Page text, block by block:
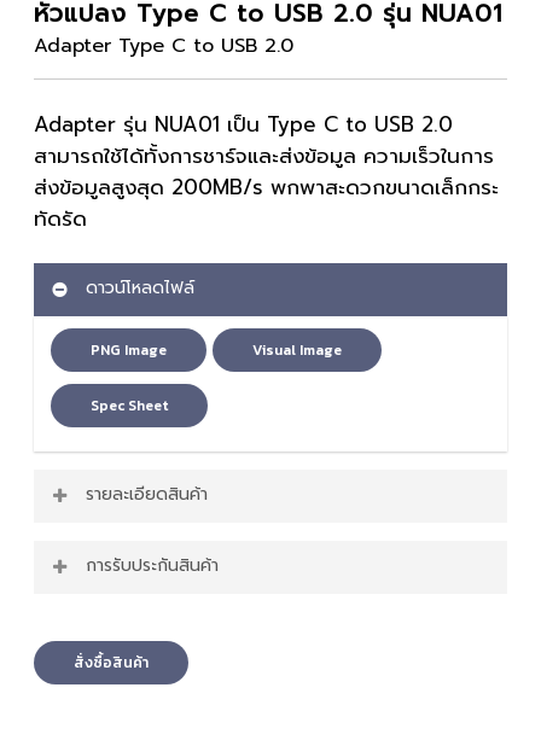
หัวแปลง Type C to USB 2.0 รุ่น NUA01
Adapter Type C to USB 2.0
Adapter รุ่น NUA01 เป็น Type C to USB 2.0
สามารถใช้ได้ทั้งการชาร์จและส่งข้อมูล ความเร็วในการ
ส่งข้อมูลสูงสุด 200MB/s พกพาสะดวกขนาดเล็กกระ
ทัดรัด
ดาวน์โหลดไฟล์
PNG Image Visual Image
Spec Sheet
รายละเอียดสินค้า
ความเร็วส่งข้อมูลได้สูงสุด 200 Mb/s
การรับประกันสินค้า
สั่งซื้อสินค้า